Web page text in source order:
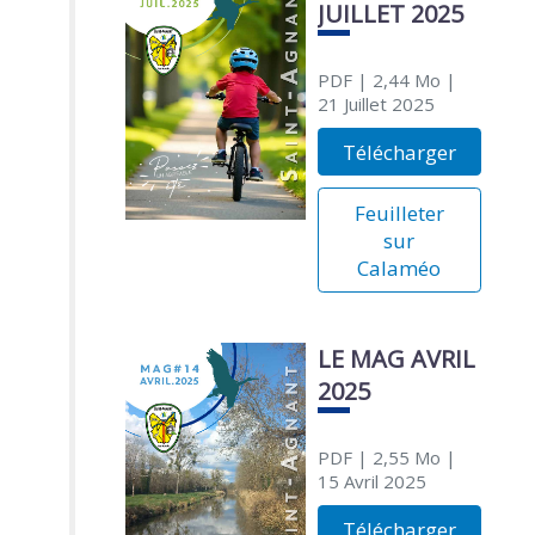
JUILLET 2025
PDF| 2,44 Mo |
21 Juillet 2025
Télécharger
Feuilleter
sur
Calaméo
LE MAG AVRIL
2025
PDF| 2,55 Mo |
15 Avril 2025